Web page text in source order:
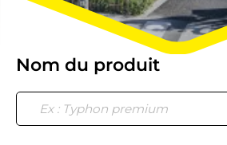
Nom du produit